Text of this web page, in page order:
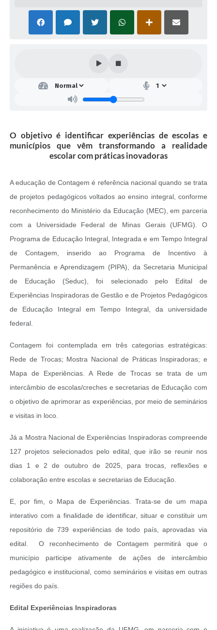
O objetivo é identificar experiências de escolas e
municípios que vêm transformando a realidade
escolar com práticas inovadoras
A educação de Contagem é referência nacional quando se trata
de projetos pedagógicos voltados ao ensino integral, conforme
reconhecimento do Ministério da Educação (MEC), em parceria
com a Universidade Federal de Minas Gerais (UFMG). O
Programa de Educação Integral, Integrada e em Tempo Integral
de Contagem, inserido ao Programa de Incentivo à
Permanência e Aprendizagem (PIPA), da Secretaria Municipal
de Educação (Seduc), foi selecionado pelo Edital de
Experiências Inspiradoras de Gestão e de Projetos Pedagógicos
de Educação Integral em Tempo Integral, da universidade
federal.
Contagem foi contemplada em três categorias estratégicas:
Rede de Trocas; Mostra Nacional de Práticas Inspiradoras; e
Mapa de Experiências. A Rede de Trocas se trata de um
intercâmbio de escolas/creches e secretarias de Educação com
o objetivo de aprimorar as experiências, por meio de seminários
e visitas in loco.
Já a Mostra Nacional de Experiências Inspiradoras compreende
127 projetos selecionados pelo edital, que irão se reunir nos
dias 1 e 2 de outubro de 2025, para trocas, reflexões e
colaboração entre escolas e secretarias de Educação.
E, por fim, o Mapa de Experiências. Trata-se de um mapa
interativo com a finalidade de identificar, situar e constituir um
repositório de 739 experiências de todo país, aprovadas via
edital. O reconhecimento de Contagem permitirá que o
município participe ativamente de ações de intercâmbio
pedagógico e institucional, como seminários e visitas em outras
regiões do país.
Edital Experiências Inspiradoras